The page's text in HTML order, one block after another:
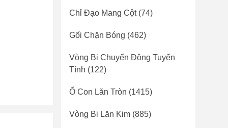
Chỉ Đạo Mang Cột(74)
Gối Chặn Bóng (462)
Vòng Bi Chuyển Động Tuyến
Tính (122)
Ổ Con Lăn Tròn (1415)
Vòng Bi Lăn Kim (885)